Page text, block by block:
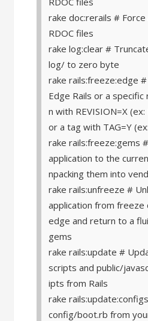
rake doc:rerails #
RDOC files
rake log:clear #
log/ to zero byte
rake rails:freeze:edge
Edge Rails or a specific
n with REVISION=X
or a tag with TAG=Y
rake rails:freeze:gems
application to the
npacking them into
rake rails:unfreeze #
application from freeze
edge and return to a
gems
rake rails:update #
scripts and public/
ipts from Rails
rake
config/boot.rb from